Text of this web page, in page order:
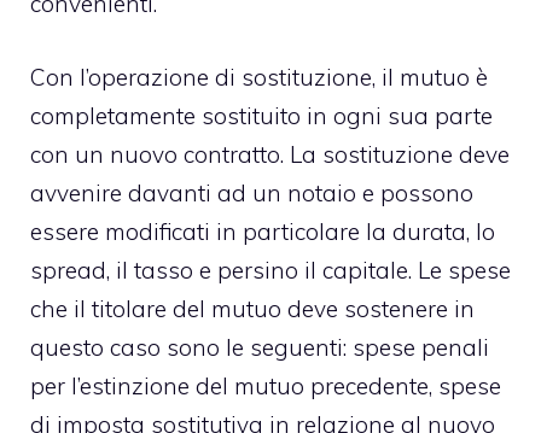
Con l’operazione di sostituzione, il mutuo è
completamente sostituito in ogni sua parte
con un nuovo contratto. La sostituzione deve
avvenire davanti ad un notaio e possono
essere modificati in particolare la durata, lo
spread, il tasso e persino il capitale. Le spese
che il titolare del mutuo deve sostenere in
questo caso sono le seguenti: spese penali
per l’estinzione del mutuo precedente, spese
di imposta sostitutiva in relazione al nuovo